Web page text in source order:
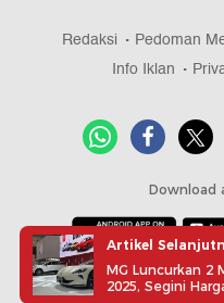
Redaksi Pedoman
Info Iklan
Download
Copyright @ 2026
Artikel
MG Luncurkan 2
2025, Segini